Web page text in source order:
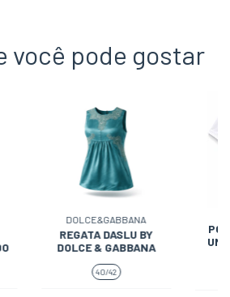
você pode gostar
DOLCE&GABBANA
REGATA DASLU BY
DOLCE & GABBANA
40/42